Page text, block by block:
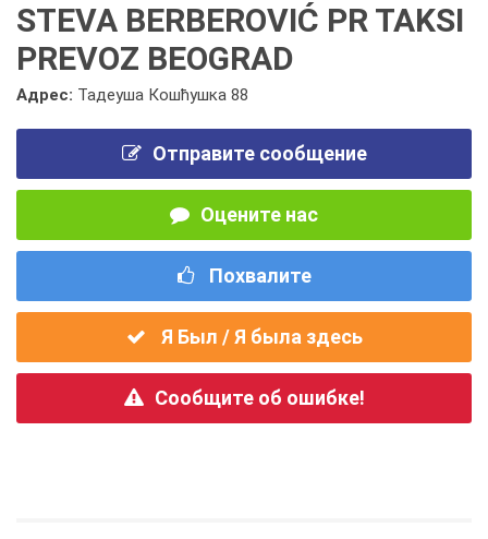
STEVA BERBEROVIĆ PR TAKSI
PREVOZ BEOGRAD
Адрес: Тадеуша Кошћушка 88
Отправите сообщение
Оцените нас
Похвалите
Я Был / Я была здесь
Сообщите об ошибке!